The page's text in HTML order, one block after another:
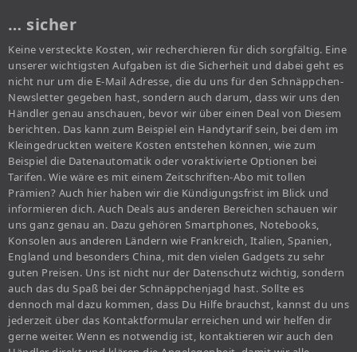
… sicher
Keine versteckte Kosten, wir recherchieren für dich sorgfältig. Eine
unserer wichtigsten Aufgaben ist die Sicherheit und dabei geht es
nicht nur um die E-Mail Adresse, die du uns für den Schnäppchen-
Newsletter gegeben hast, sondern auch darum, dass wir uns den
Händler genau anschauen, bevor wir über einen Deal von Diesem
berichten. Das kann zum Beispiel ein Handytarif sein, bei dem im
Kleingedruckten weitere Kosten entstehen können, wie zum
Beispiel die Datenautomatik oder voraktivierte Optionen bei
Tarifen. Wie wäre es mit einem Zeitschriften-Abo mit tollen
Prämien? Auch hier haben wir die Kündigungsfrist im Blick und
informieren dich. Auch Deals aus anderen Bereichen schauen wir
uns ganz genau an. Dazu gehören Smartphones, Notebooks,
Konsolen aus anderen Ländern wie Frankreich, Italien, Spanien,
England und besonders China, mit den vielen Gadgets zu sehr
guten Preisen. Uns ist nicht nur der Datenschutz wichtig, sondern
auch das du Spaß bei der Schnäppchenjagd hast. Sollte es
dennoch mal dazu kommen, dass Du Hilfe brauchst, kannst du uns
jederzeit über das Kontaktformular erreichen und wir helfen dir
gerne weiter. Wenn es notwendig ist, kontaktieren wir auch den